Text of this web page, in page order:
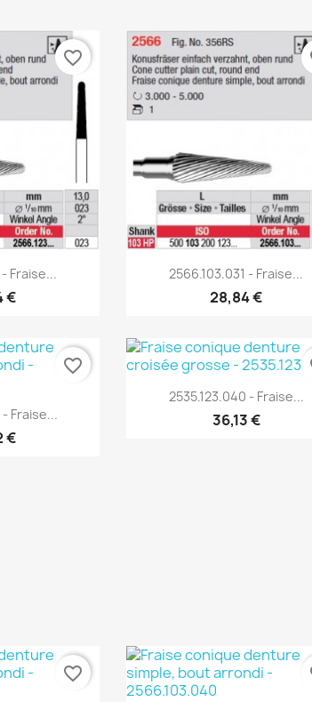
Fraise...
€
favorite_border
Aperçu rapide
2566.103.031 - Fraise...
28,84 €
Fraise...
€
favorite_border
Aperçu rapide
2535.123.040 - Fraise...
36,13 €
favorite_border